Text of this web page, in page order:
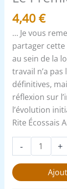
4,40€
… Je vous
partager
au sein de la
travail n’a
définitives,
réflexion sur
l’évolution
Rite Écossais
- +